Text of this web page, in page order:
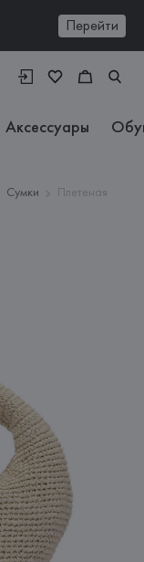
Перейти
Аксессуары
Сумки
Плетеная